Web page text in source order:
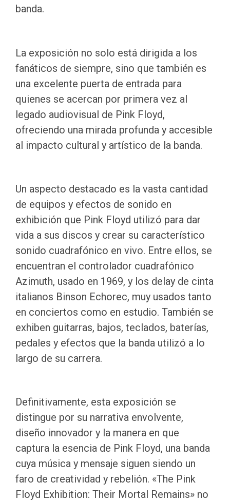
banda.
La exposición no solo está dirigida a los
fanáticos de siempre, sino que también es
una excelente puerta de entrada para
quienes se acercan por primera vez al
legado audiovisual de Pink Floyd,
ofreciendo una mirada profunda y accesible
al impacto cultural y artístico de la banda.
Un aspecto destacado es la vasta cantidad
de equipos y efectos de sonido en
exhibición que Pink Floyd utilizó para dar
vida a sus discos y crear su característico
sonido cuadrafónico en vivo. Entre ellos, se
encuentran el controlador cuadrafónico
Azimuth, usado en 1969, y los delay de cinta
italianos Binson Echorec, muy usados tanto
en conciertos como en estudio. También se
exhiben guitarras, bajos, teclados, baterías,
pedales y efectos que la banda utilizó a lo
largo de su carrera.
Definitivamente, esta exposición se
distingue por su narrativa envolvente,
diseño innovador y la manera en que
captura la esencia de Pink Floyd, una banda
cuya música y mensaje siguen siendo un
faro de creatividad y rebelión. «The Pink
Floyd Exhibition: Their Mortal Remains» no